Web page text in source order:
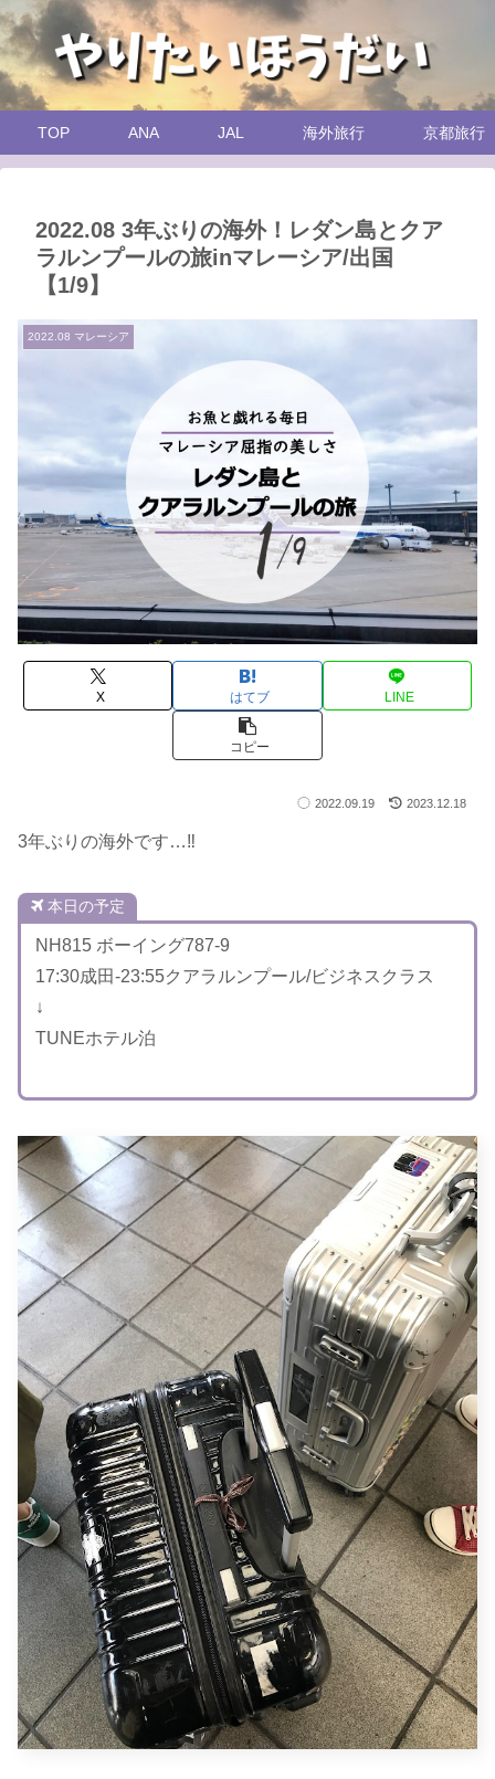
TOP ANA JAL 海外旅行 京都旅行
2022.08 3年ぶりの海外！レダン島とクア
ラルンプールの旅inマレーシア/出国
【1/9】
2022.08 マレーシア
X はてブ LINE
コピー
2022.09.19 2023.12.18
3年ぶりの海外です…‼
本日の予定
NH815 ボーイング787-9
17:30成田-23:55クアラルンプール/ビジネスクラス
↓
TUNEホテル泊